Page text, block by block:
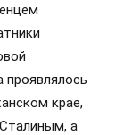
проявлялось
крае,
а